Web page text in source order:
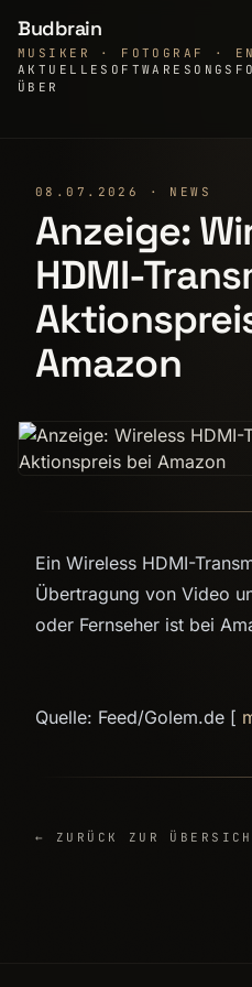
Budbrain
MUSIKER · FOTOGRAF ·
AKTUELLE SOFTWARE SONGS
ÜBER
08.07.2026 · NEWS
Anzeige:
HDMI-
Amazon
Ein Wireless HDMI-
Übertragung von Video
oder Fernseher ist bei
Quelle: Feed/Golem.de [
← ZURÜCK ZUR